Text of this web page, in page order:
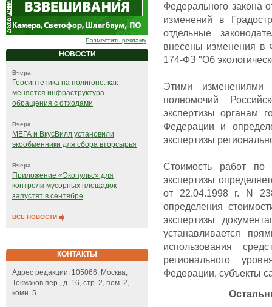
Разместить рекламу
НОВОСТИ
Вчера
Геосинтетика на полигоне: как
меняется инфраструктура
обращения с отходами
Вчера
МЕГА и ВкусВилл установили
экообменники для сбора вторсырья
Вчера
Приложение «Экопульс» для
контроля мусорных площадок
запустят в сентябре
ВСЕ НОВОСТИ
КОНТАКТЫ
Адрес редакции: 105066, Москва,
Токмаков пер., д. 16, стр. 2, пом. 2,
комн. 5
Федерального закона
изменений в
отдельные
внесены изменения в
174-ФЗ "Об
Этими изменениями
полномочий
экспертизы органам
Федерации и
экспертизы
Стоимость работ по
экспертизы
от 22.04.1998 г. N
определения
экспертизы
устанавливается
использования
регионального
Федерации, субъекты